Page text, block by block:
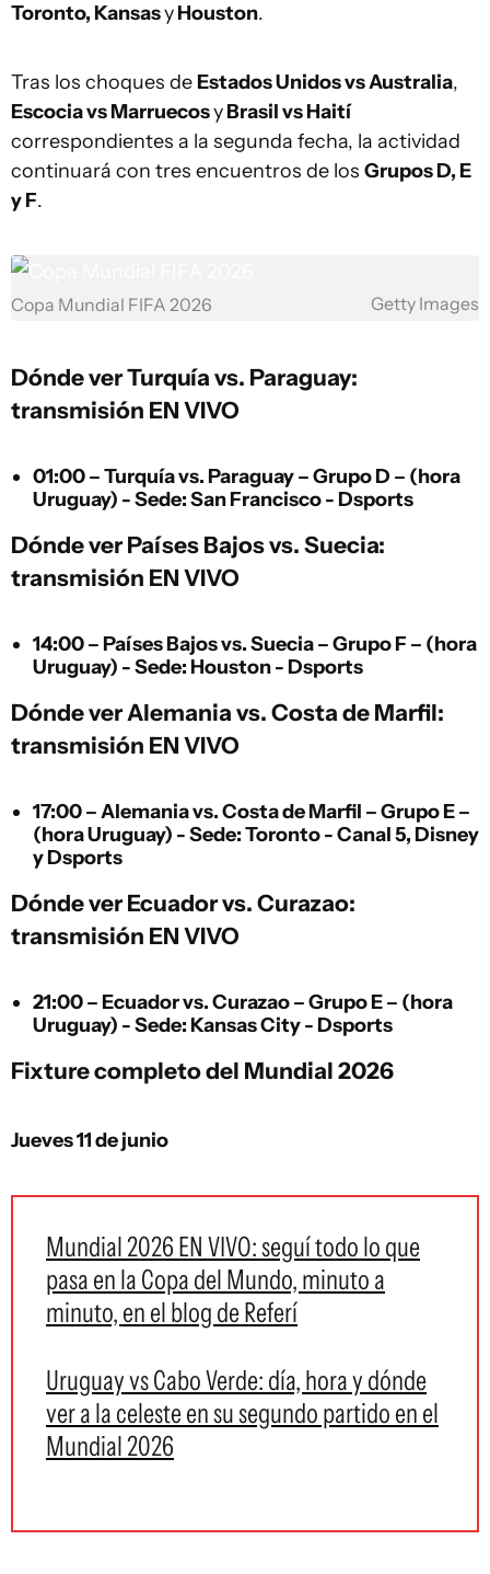
Toronto, KansasyHouston.
Tras los choques de Estados Unidos vs Australia,
Escocia vs MarruecosyBrasil vs Haití
correspondientes a la segunda fecha, la actividad
continuará con tres encuentros de los Grupos D, E
y F.
Copa Mundial FIFA 2026 Getty Images
Dónde ver Turquía vs. Paraguay:
transmisión EN VIVO
01:00 – Turquía vs. Paraguay – Grupo D – (hora
Uruguay) - Sede: San Francisco - Dsports
Dónde ver Países Bajos vs. Suecia:
transmisión EN VIVO
14:00 – Países Bajos vs. Suecia – Grupo F – (hora
Uruguay) - Sede: Houston - Dsports
Dónde ver Alemania vs. Costa de Marfil:
transmisión EN VIVO
17:00 – Alemania vs. Costa de Marfil – Grupo E –
(hora Uruguay) - Sede: Toronto - Canal 5, Disney
y Dsports
Dónde ver Ecuador vs. Curazao:
transmisión EN VIVO
21:00 – Ecuador vs. Curazao – Grupo E – (hora
Uruguay) - Sede: Kansas City - Dsports
Fixture completo del Mundial 2026
Jueves 11 de junio
Mundial 2026 EN VIVO: seguí todo lo que
pasa en la Copa del Mundo, minuto a
minuto, en el blog de Referí
Uruguay vs Cabo Verde: día, hora y dónde
ver a la celeste en su segundo partido en el
Mundial 2026